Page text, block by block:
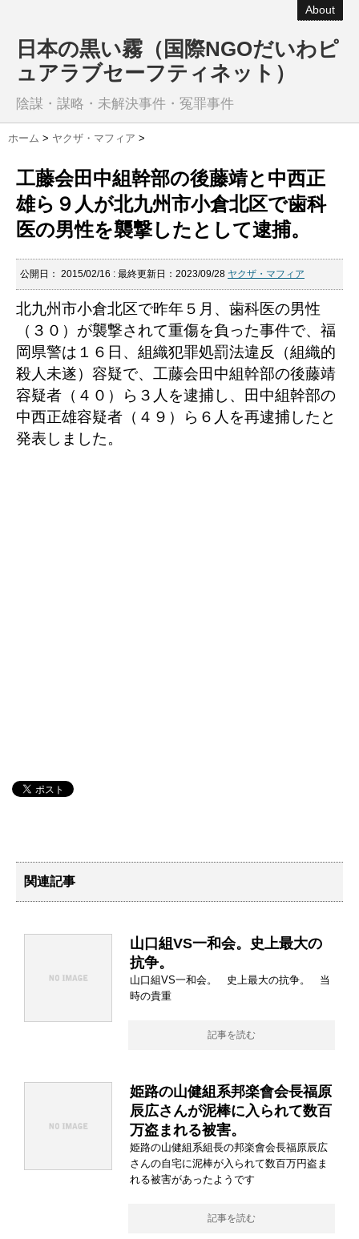
About
日本の黒い霧（国際NGOだいわピ
ュアラブセーフティネット）
陰謀・謀略・未解決事件・冤罪事件
ホーム > ヤクザ・マフィア >
工藤会田中組幹部の後藤靖と中西正
雄ら９人が北九州市小倉北区で歯科
医の男性を襲撃したとして逮捕。
公開日： 2015/02/16 : 最終更新日：2023/09/28 ヤクザ・マフィア
北九州市小倉北区で昨年５月、歯科医の男性
（３０）が襲撃されて重傷を負った事件で、福
岡県警は１６日、 組織犯罪処罰法違反（組織的
殺人未遂）容疑で、工藤会田中組幹部の後藤靖
容疑者（４０）ら３人を逮捕し、田中組幹部の
中西正雄容疑者（４９）
ら６人を再逮捕したと
発表しました。
関連記事
山口組VS一和会。史上最大の
抗争。
山口組VS一和会。 史上最大の抗争。 当
時の貴重
記事を読む
姫路の山健組系邦楽會会長福原
辰広さんが泥棒に入られて数百
万盗まれる被害。
姫路の山健組系組長の邦楽會会長福原辰広
さんの自宅に泥棒が入られて数百万円盗ま
れる被害があったようです
記事を読む